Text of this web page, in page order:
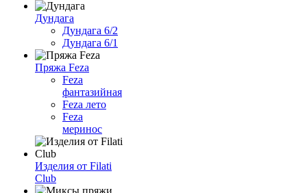
Дундага
Дундага 6/2
Дундага 6/1
Пряжа Feza
Feza
фантазийная
Feza лето
Feza
меринос
Изделия от Filati
Club